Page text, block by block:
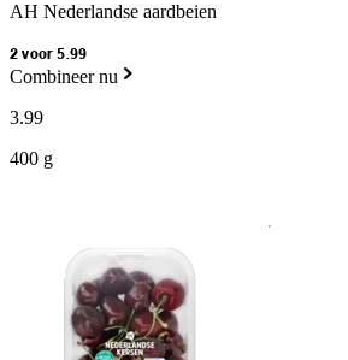
AH Nederlandse aardbeien
2 voor 5.99
Combineer nu
3.99
400 g